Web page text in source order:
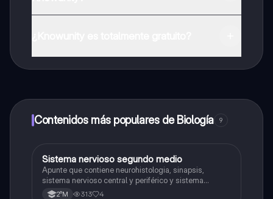
a determinadas funciones.
Contenidos más populares de Biología 9
Biología
Sistema nervioso segundo medio
Apunte que contiene neurohistologia, sinapsis,
sistema nervioso central y periférico y sistema
endocrino
2°M 313 4